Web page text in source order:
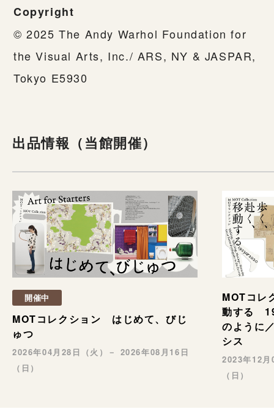
Copyright
© 2025 The Andy Warhol Foundation for
the Visual Arts, Inc./ ARS, NY & JASPAR,
Tokyo E5930
出品情報（当館開催）
開催中
MOTコレクション はじめて、びじ
ゅつ
2026年04月28日（火）－ 2026年08月16日
（日）
MOTコレ
動する
のように
シス
2023年12
（日）